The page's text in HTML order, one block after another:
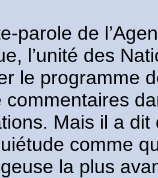
parole de
l’unité des
le programme
commentaires
Mais il a dit
comme
la plus